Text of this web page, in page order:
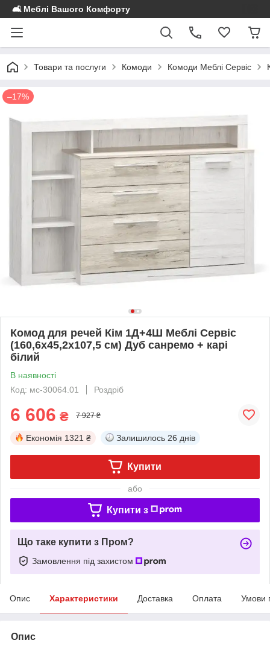
🛋️ Меблі Вашого Комфорту
Товари та послуги Комоди Комоди Меблі Сервіс
–17%
Комод для речей Кім 1Д+4Ш Меблі Сервіс
(160,6х45,2х107,5 см) Дуб санремо + карі
білий
В наявності
Код: мс-30064.01
Роздріб
6 606 ₴ 7 927 ₴
Економія 1321 ₴ Залишилось 26 днів
Купити
або
Купити з
Що таке купити з Пром?
Замовлення під захистом
Опис Характеристики Доставка Оплата Умови
Опис